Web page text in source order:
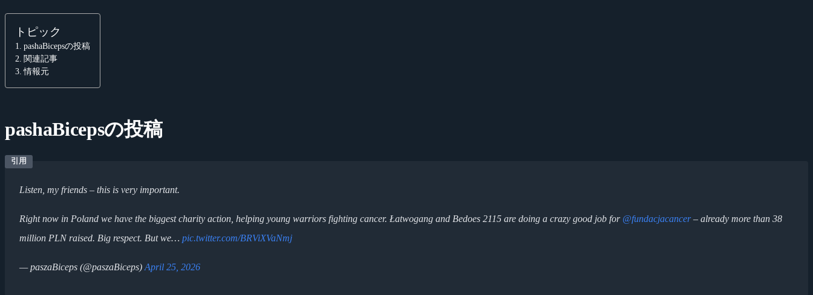
トピック
pashaBicepsの投稿
関連記事
情報元
pashaBicepsの投稿
Listen, my friends – this is very important.
Right now in Poland we have the biggest charity action, helping young warriors fighting cancer. Łatwogang and Bedoes 2115 are doing a crazy good job for @fundacjacancer– already more than 38
million PLN raised. Big respect. But we… pic.twitter.com/BRViXVaNmj
— paszaBiceps (@paszaBiceps) April 25, 2026